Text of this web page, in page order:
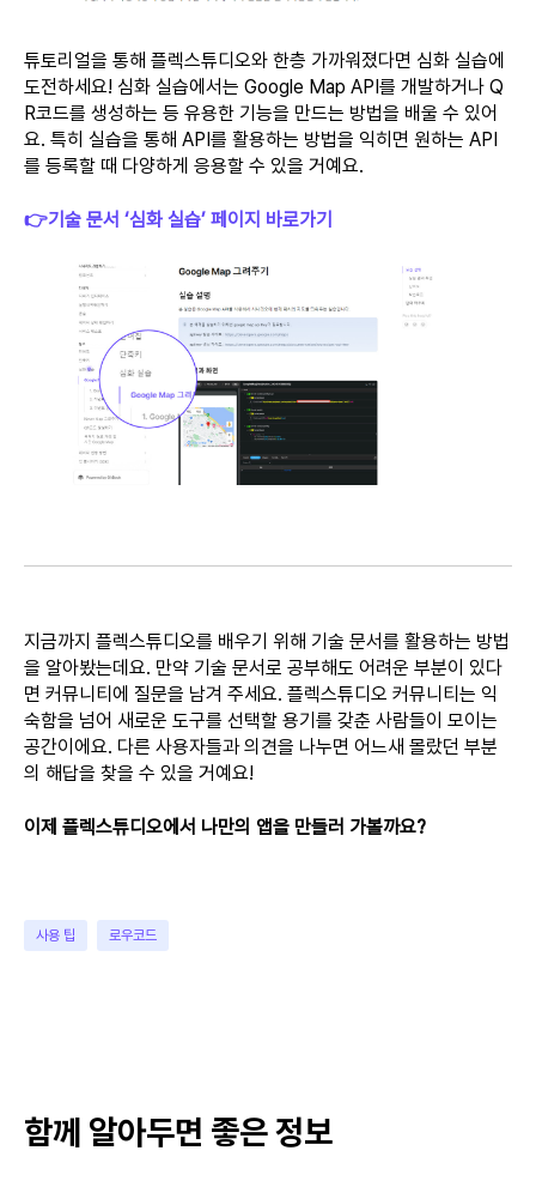
튜토리얼을 통해 플렉스튜디오와 한층 가까워졌다면 심화 실습에
도전하세요! 심화 실습에서는 Google Map API를 개발하거나 Q
R코드를 생성하는 등 유용한 기능을 만드는 방법을 배울 수 있어
요. 특히 실습을 통해 API를 활용하는 방법을 익히면 원하는 API
를 등록할 때 다양하게 응용할 수 있을 거예요.
👉기술 문서 ‘심화 실습’ 페이지 바로가기
지금까지 플렉스튜디오를 배우기 위해 기술 문서를 활용하는 방법
을 알아봤는데요. 만약 기술 문서로 공부해도 어려운 부분이 있다
면 커뮤니티에 질문을 남겨 주세요. 플렉스튜디오 커뮤니티는 익
숙함을 넘어 새로운 도구를 선택할 용기를 갖춘 사람들이 모이는
공간이에요. 다른 사용자들과 의견을 나누면 어느새 몰랐던 부분
의 해답을 찾을 수 있을 거예요!
이제 플렉스튜디오에서 나만의 앱을 만들러 가볼까요?
사용 팁 로우코드
함께 알아두면 좋은 정보